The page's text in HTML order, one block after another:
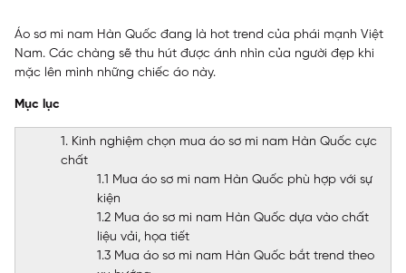
Áo sơ mi nam Hàn Quốc đang là hot trend của phái mạnh Việt
Nam. Các chàng sẽ thu hút được ánh nhìn của người đẹp khi
mặc lên mình những chiếc áo này.
Mục lục
1. Kinh nghiệm chọn mua áo sơ mi nam Hàn Quốc cực
chất
1.1 Mua áo sơ mi nam Hàn Quốc phù hợp với sự
kiện
1.2 Mua áo sơ mi nam Hàn Quốc dựa vào chất
liệu vải, họa tiết
1.3 Mua áo sơ mi nam Hàn Quốc bắt trend theo